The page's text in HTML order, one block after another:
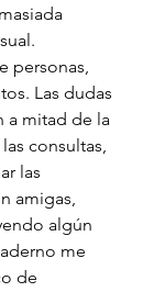
personas,
Las dudas
a mitad de la
consultas,
las
amigas,
algún
me
de